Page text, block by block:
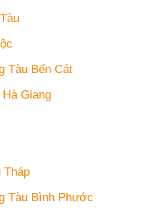
Tàu Bến Cát
Giang
Tháp
Tàu Bình Phước